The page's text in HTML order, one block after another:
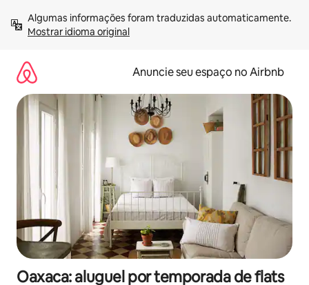
para
Mostrar idioma original
Anuncie seu espaço no Airbnb
Oaxaca: aluguel por temporada de flats